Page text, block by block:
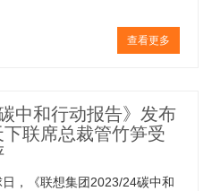
查看更多
中和行动报告》发布
联席总裁管竹笋受
，《联想集团2023/24碳中和